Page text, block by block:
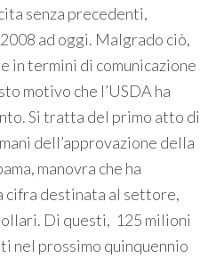
senza precedenti,
ad oggi. Malgrado ciò,
in termini di comunicazione
motivo che l’USDA ha
Si tratta del primo atto di
dell’approvazione della
manovra che ha
destinata al settore,
Di questi, 125 milioni
nel prossimo quinquennio